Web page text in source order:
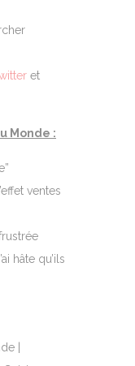
et
Monde :
ventes
hâte qu’ils